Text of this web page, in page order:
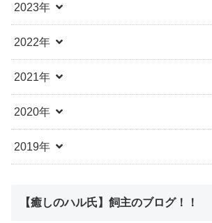
2023年
2022年
2021年
2020年
2019年
【癒しのハル氏】飼主のブログ！！